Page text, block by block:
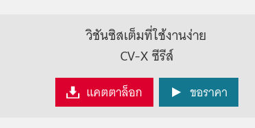
วิชันซิสเต็มที่ใช้งานง่าย
CV-X ซีรีส์
แคตตาล็อก ขอราคา